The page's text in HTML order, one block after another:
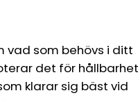
vad som behövs i ditt
det för hållbarhet
klarar sig bäst vid